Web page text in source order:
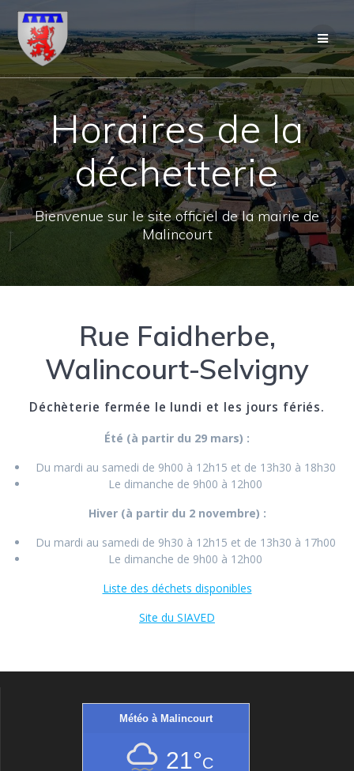
content
Horaires de la
déchetterie
Bienvenue sur le site officiel de la mairie de
Malincourt
Rue Faidherbe,
Walincourt-Selvigny
Déchèterie fermée le lundi et les jours fériés.
Été (à partir du 29 mars) :
Du mardi au samedi de 9h00 à 12h15 et de 13h30 à 18h30
Le dimanche de 9h00 à 12h00
Hiver (à partir du 2 novembre) :
Du mardi au samedi de 9h30 à 12h15 et de 13h30 à 17h00
Le dimanche de 9h00 à 12h00
Liste des déchets disponibles
Site du SIAVED
Météo à Malincourt
21°C